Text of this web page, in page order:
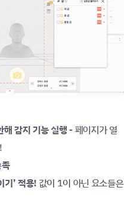
해 감지 기능 실행 - 페이지가 열
기’ 적용! 값이 1이 아닌 요소들은